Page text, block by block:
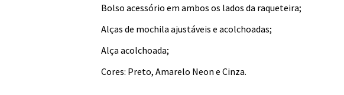
Bolso acessório em ambos os lados da raqueteira;
Alças de mochila ajustáveis ​​e acolchoadas;
Alça acolchoada;
Cores: Preto, Amarelo Neon e Cinza.